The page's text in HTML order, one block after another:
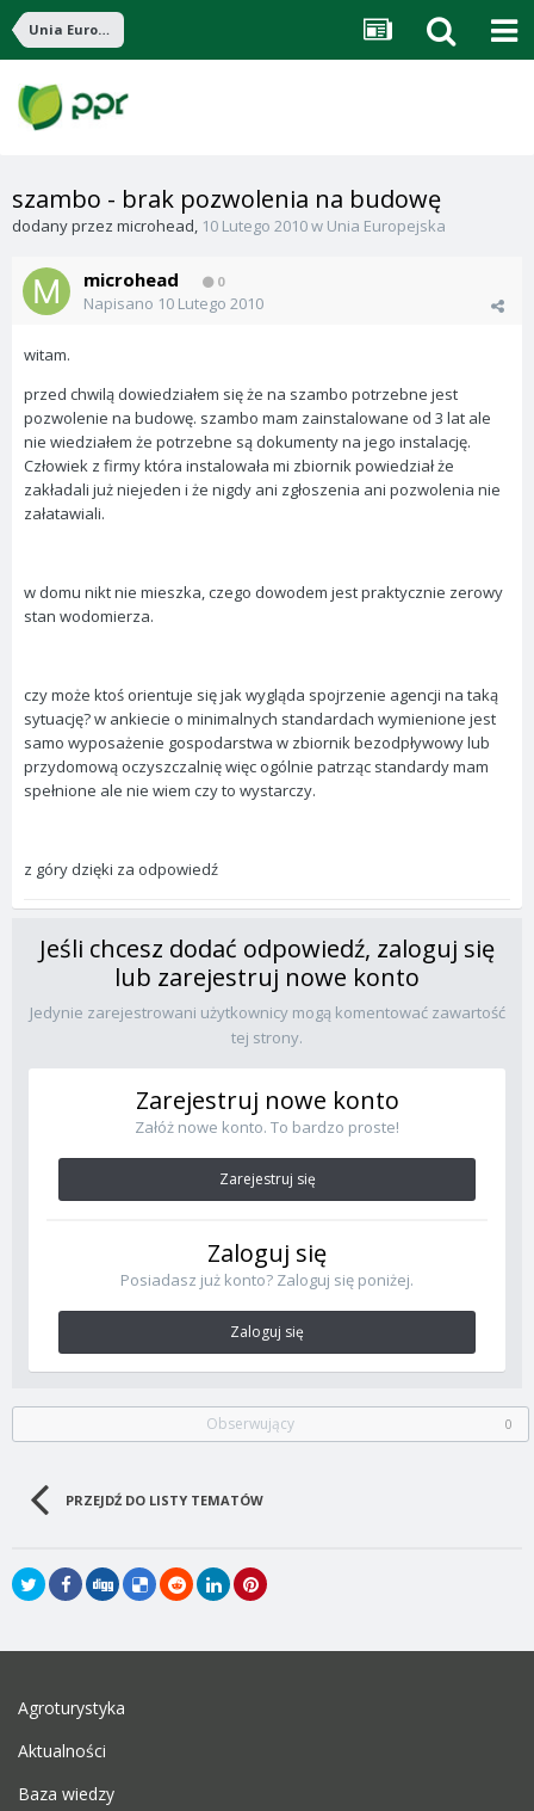
Unia Europejska
szambo - brak pozwolenia na budowę
dodany przez microhead, 10 Lutego 2010w Unia Europejska
microhead 0
Napisano 10 Lutego 2010
witam.
przed chwilą dowiedziałem się że na szambo potrzebne jest
pozwolenie na budowę. szambo mam zainstalowane od 3 lat ale
nie wiedziałem że potrzebne są dokumenty na jego instalację.
Człowiek z firmy która instalowała mi zbiornik powiedział że
zakładali już niejeden i że nigdy ani zgłoszenia ani pozwolenia nie
załatawiali.
w domu nikt nie mieszka, czego dowodem jest praktycznie zerowy
stan wodomierza.
czy może ktoś orientuje się jak wygląda spojrzenie agencji na taką
sytuację? w ankiecie o minimalnych standardach wymienione jest
samo wyposażenie gospodarstwa w zbiornik bezodpływowy lub
przydomową oczyszczalnię więc ogólnie patrząc standardy mam
spełnione ale nie wiem czy to wystarczy.
z góry dzięki za odpowiedź
Jeśli chcesz dodać odpowiedź, zaloguj się
lub zarejestruj nowe konto
Jedynie zarejestrowani użytkownicy mogą komentować zawartość
tej strony.
Zarejestruj nowe konto
Załóż nowe konto. To bardzo proste!
Zarejestruj się
Zaloguj się
Posiadasz już konto? Zaloguj się poniżej.
Zaloguj się
Obserwujący 0
PRZEJDŹ DO LISTY TEMATÓW
Agroturystyka
Aktualności
Baza wiedzy